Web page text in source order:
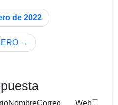
de 2022
NombreCorreo
Web